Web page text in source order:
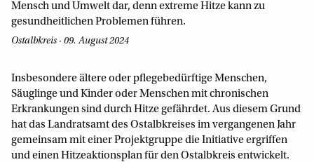
Mensch und Umwelt dar, denn extreme Hitze kann zu
gesundheitlichen Problemen führen.
Ostalbkreis · 09. August 2024
Insbesondere ältere oder pflegebedürftige Menschen,
Säuglinge und Kinder oder Menschen mit chronischen
Erkrankungen sind durch Hitze gefährdet. Aus diesem Grund
hat das Landratsamt des Ostalbkreises im vergangenen Jahr
gemeinsam mit einer Projektgruppe die Initiative ergriffen
und einen Hitzeaktionsplan für den Ostalbkreis entwickelt.